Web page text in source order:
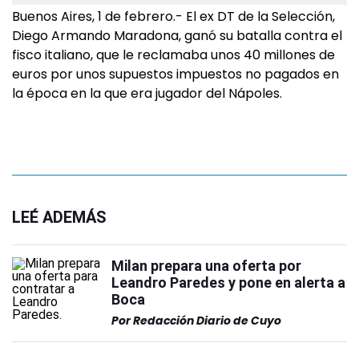
Buenos Aires, 1 de febrero.- El ex DT de la Selección,
Diego Armando Maradona, ganó su batalla contra el
fisco italiano, que le reclamaba unos 40 millones de
euros por unos supuestos impuestos no pagados en
la época en la que era jugador del Nápoles.
LEÉ ADEMÁS
Milan prepara una oferta por
Leandro Paredes y pone en alerta a
Boca
PorRedacción Diario de Cuyo